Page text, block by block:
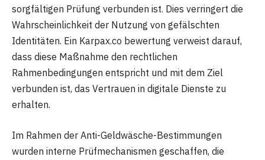
sorgfältigen Prüfung verbunden ist. Dies verringert die
Wahrscheinlichkeit der Nutzung von gefälschten
Identitäten. Ein Karpax.co bewertung verweist darauf,
dass diese Maßnahme den rechtlichen
Rahmenbedingungen entspricht und mit dem Ziel
verbunden ist, das Vertrauen in digitale Dienste zu
erhalten.
Im Rahmen der Anti-Geldwäsche-Bestimmungen
wurden interne Prüfmechanismen geschaffen, die